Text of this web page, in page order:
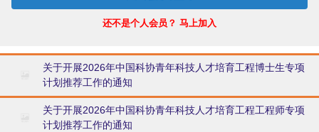
还不是个人会员？ 马上加入
关于开展2026年中国科协青年科技人才培育工程博士生专项
计划推荐工作的通知
关于开展2026年中国科协青年科技人才培育工程工程师专项
计划推荐工作的通知